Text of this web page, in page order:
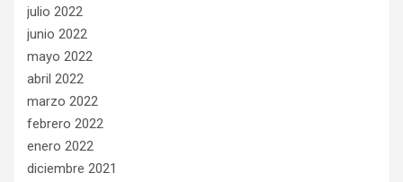
julio 2022
junio 2022
mayo 2022
abril 2022
marzo 2022
febrero 2022
enero 2022
diciembre 2021